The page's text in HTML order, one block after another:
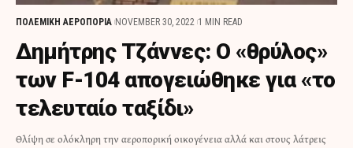
ΠΟΛΕΜΙΚΗ ΑΕΡΟΠΟΡΙΑ NOVEMBER 30, 2022 1 MIN READ
Δημήτρης Τζάννες: Ο «θρύλος»
των F-104 απογειώθηκε για «το
τελευταίο ταξίδι»
Θλίψη σε ολόκληρη την αεροπορική οικογένεια αλλά και στους λάτρεις